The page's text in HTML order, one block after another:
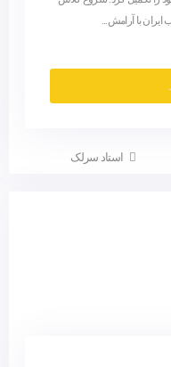
با آرامش...
استاد سرلک